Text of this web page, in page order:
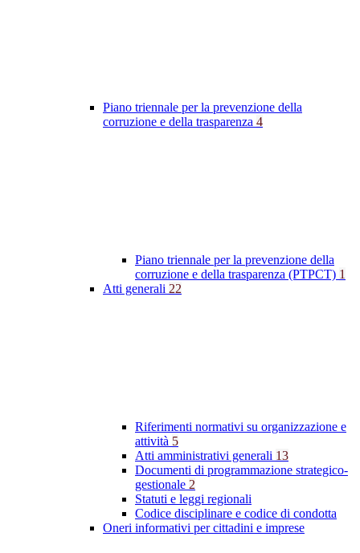
Piano triennale per la prevenzione della
corruzione e della trasparenza 4
Piano triennale per la prevenzione della
corruzione e della trasparenza (PTPCT) 1
Atti generali 22
Riferimenti normativi su organizzazione e
attività 5
Atti amministrativi generali 13
Documenti di programmazione strategico-
gestionale 2
Statuti e leggi regionali
Codice disciplinare e codice di condotta
Oneri informativi per cittadini e imprese